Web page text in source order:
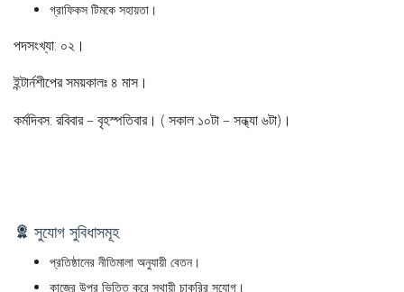
গ্রাফিকস টিমকে সহায়তা।
পদসংখ্যা: ০২।
ইন্টার্নশীপের সময়কালঃ ৪ মাস।
কর্মদিবস: রবিবার – বৃহস্পতিবার। ( সকাল ১০টা – সন্ধ্যা ৬টা)।
সুযোগ সুবিধাসমূহ
প্রতিষ্ঠানের নীতিমালা অনুযায়ী বেতন।
কাজের উপর ভিত্তি করে স্থায়ী চাকরির সুযোগ।